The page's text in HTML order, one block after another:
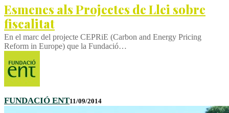
Esmenes als Projectes de Llei sobre
fiscalitat
En el marc del projecte CEPRiE (Carbon and Energy Pricing
Reform in Europe) que la Fundació…
FUNDACIÓ ENT11/09/2014